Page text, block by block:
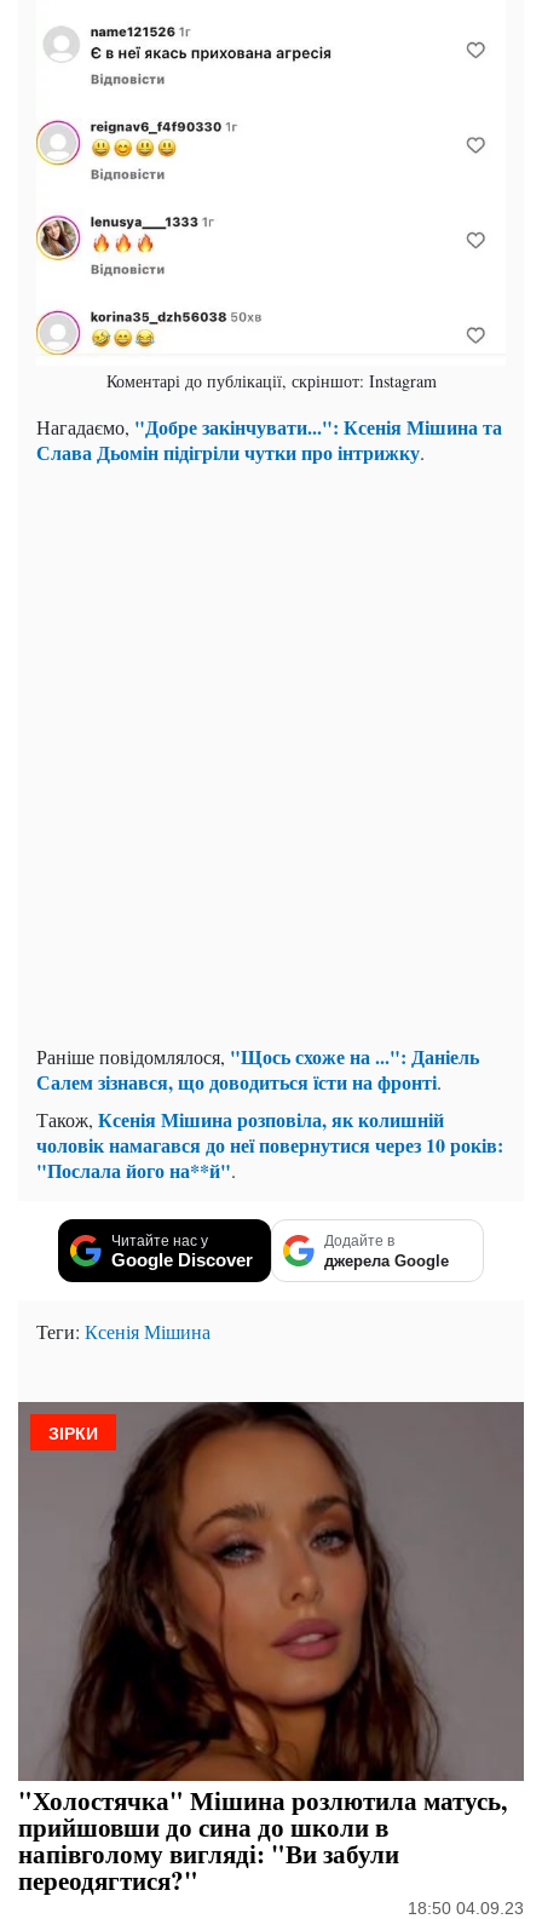
Коментарі до публікації, скріншот: Instagram
Нагадаємо, "Добре закінчувати...": Ксенія Мішина та
Слава Дьомін підігріли чутки про інтрижку.
Раніше повідомлялося, "Щось схоже на ...": Даніель
Салем зізнався, що доводиться їсти на фронті.
Також, Ксенія Мішина розповіла, як колишній
чоловік намагався до неї повернутися через 10 років:
"Послала його на**й".
Читайте нас у
Google Discover
Додайте в
джерела Google
Теги: Ксенія Мішина
ЗІРКИ
"Холостячка" Мішина розлютила матусь,
прийшовши до сина до школи в
напівголому вигляді: "Ви забули
переодягтися?"
18:50 04.09.23